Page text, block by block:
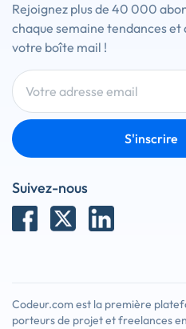
Rejoignez plus de 40 000
chaque semaine tendances et
votre boîte mail !
S'inscrire
Suivez-nous
Codeur.com est la première
porteurs de projet et freelances